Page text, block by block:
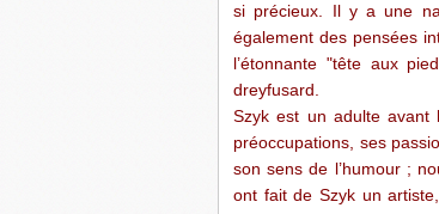
si précieux. Il y a une
également des pensées
l’étonnante "tête aux
dreyfusard.
Szyk est un adulte avant
préoccupations, ses
son sens de l’humour ;
ont fait de Szyk un